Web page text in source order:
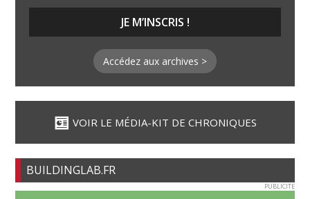
Accédez aux archives >
VOIR LE MÉDIA-KIT DE CHRONIQUES
BUILDINGLAB.FR
PUBLICITE